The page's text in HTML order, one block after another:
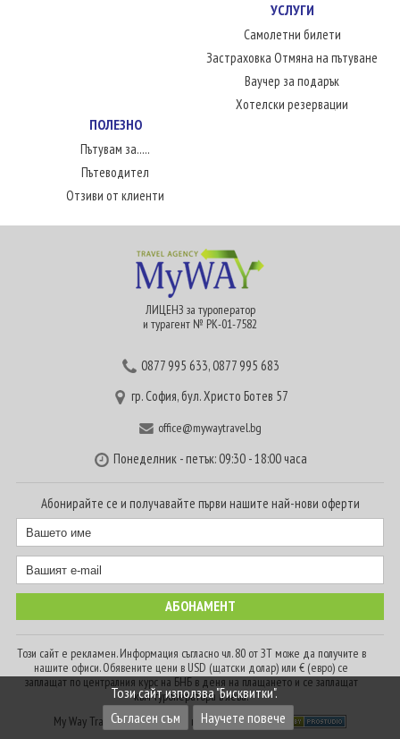
УСЛУГИ
Самолетни билети
Застраховка Отмяна на пътуване
Ваучер за подарък
Хотелски резервации
ПОЛЕЗНО
Пътувам за.....
Пътеводител
Отзиви от клиенти
ЛИЦЕНЗ за туроператор
и турагент № РК-01-7582
0877 995 633,0877 995 683
гр. София, бул. Христо Ботев 57
office@mywaytravel.bg
Понеделник - петък: 09:30 - 18:00 часа
Абонирайте се и получавайте първи нашите най-нови оферти
Този сайт е рекламен. Информация съгласно чл. 80 от ЗТ може да получите в
нашите офиси. Обявените цени в USD (щатски долар) или € (евро) се
заплащат по централния курс на БНБ в деня на плащането и се заплащат
към туроператора в лева.
My Way Travel © 2016. Всички права запазени
Този сайт използва "Бисквитки".
Съгласен съм
Научете повече